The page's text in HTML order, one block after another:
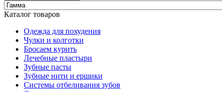
Каталог товаров
Одежда для похудения
Чулки и колготки
Бросаем курить
Лечебные пластыри
Зубные пасты
Зубные нити и ершики
Системы отбеливания зубов